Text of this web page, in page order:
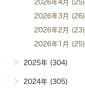
2026年4月 (25)
2026年3月 (26)
2026年2月 (23)
2026年1月 (25)
2025年 (304)
2024年 (305)